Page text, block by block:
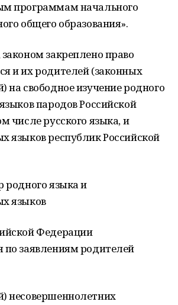
программам начального
общего образования».
закреплено право
и их родителей (законных
на свободное изучение родного
пародов Российской
числе русского языка, и
языков республик Российской
родного языка и
языков
Федерации
по заявлениям родителей
несовершеннолетних